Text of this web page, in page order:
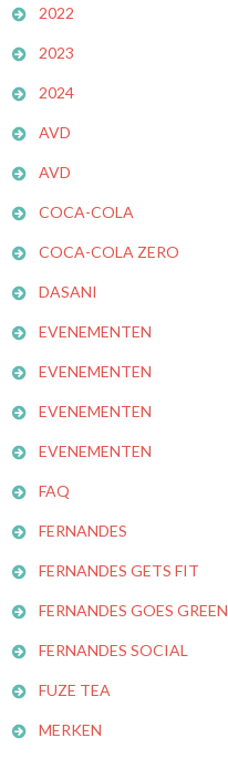
2022
2023
2024
AVD
AVD
COCA-COLA
COCA-COLA ZERO
DASANI
EVENEMENTEN
EVENEMENTEN
EVENEMENTEN
EVENEMENTEN
FAQ
FERNANDES
FERNANDES GETS FIT
FERNANDES GOES GREEN
FERNANDES SOCIAL
FUZE TEA
MERKEN